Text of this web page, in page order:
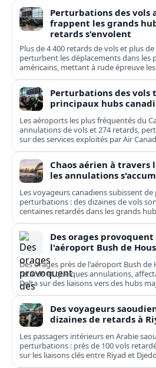
Perturbations des vols
frappent les grands
retards s'envolent
Plus de 4 400 retards de vols et plus
perturbent les déplacements dans les
américains, mettant à rude épreuve
Perturbations des vols
principaux hubs
Les aéroports les plus fréquentés du
annulations de vols et 274 retards,
sur des services exploités par Air
Chaos aérien à travers
les annulations
Les voyageurs canadiens subissent de
perturbations : des dizaines de vols
centaines retardés dans les grands
Des orages
l'aéroport Bush de
Des orages près de l'aéroport Bush
retards et quelques annulations,
Delta sur des liaisons vers des hubs
Europe.
Des voyageurs
dizaines de retards à
Les passagers intérieurs en Arabie
perturbations : près de 100 vols
sur les liaisons clés entre Riyad et